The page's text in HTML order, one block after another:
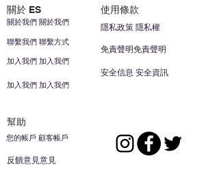
關於 ES 使用條款
聯繫我們 聯繫方式
加入我們 加入我們
關於我們 關於我們
加入我們 加入我們
安全信息 安全資訊
免責聲明免責聲明
隱私政策 隱私權
幫助
您的帳戶 顧客帳戶
反饋意見意見